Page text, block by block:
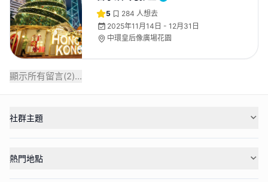
5 284 人想去
2025年11月14日 - 12月31日
中環皇后像廣場花園
顯示所有留言(2)...
社群主題
熱門地點